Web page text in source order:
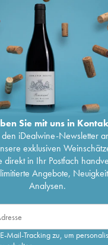
Sie mit uns in
iDealwine-Newsletter
exklusiven
direkt in Ihr Postfach
Angebote,
Analysen.
Mail-Tracking zu, um